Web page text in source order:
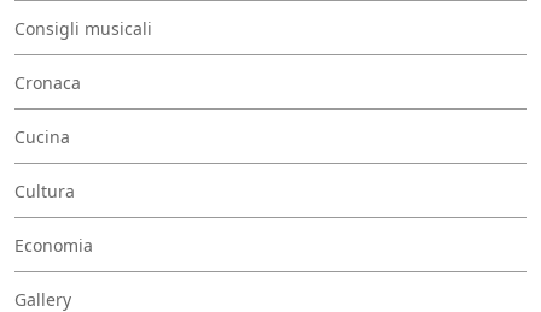
Consigli musicali
Cronaca
Cucina
Cultura
Economia
Gallery